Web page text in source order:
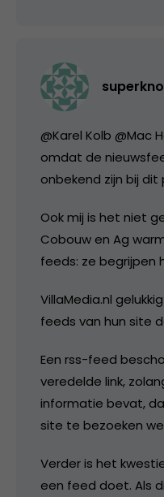
@Karel Kolb @Mac
omdat de
onbekend zijn bij dit
Ook mij is het niet
Cobouw en Ag
feeds: ze begrijpen
VillaMedia.nl
feeds van hun site
Een rss-feed
veredelde link,
informatie bevat,
site te bezoeken
Verder is het
een feed doet. Als